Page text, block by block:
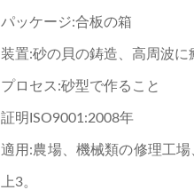
パッケージ:合板の箱
装置:砂の貝の鋳造、高周波に
プロセス:砂型で作ること
証明ISO9001:2008年
適用:農場、機械類の修理工
上3。